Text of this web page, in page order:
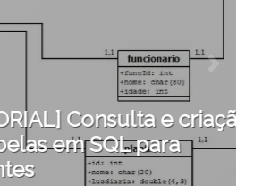
Consulta e criação
SQL para